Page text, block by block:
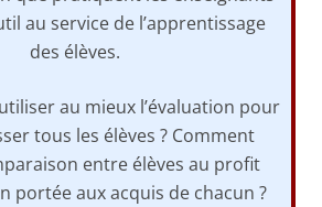
au service de l’apprentissage
des élèves.
au mieux l’évaluation pour
tous les élèves ? Comment
entre élèves au profit
portée aux acquis de chacun ?